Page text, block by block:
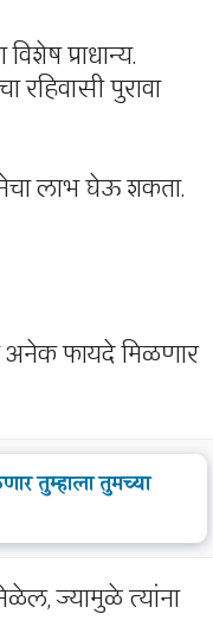
प्राधान्य.
रहिवासी पुरावा
लाभ घेऊ शकता.
अनेक फायदे मिळणार
तुम्हाला तुमच्या
ज्यामुळे त्यांना